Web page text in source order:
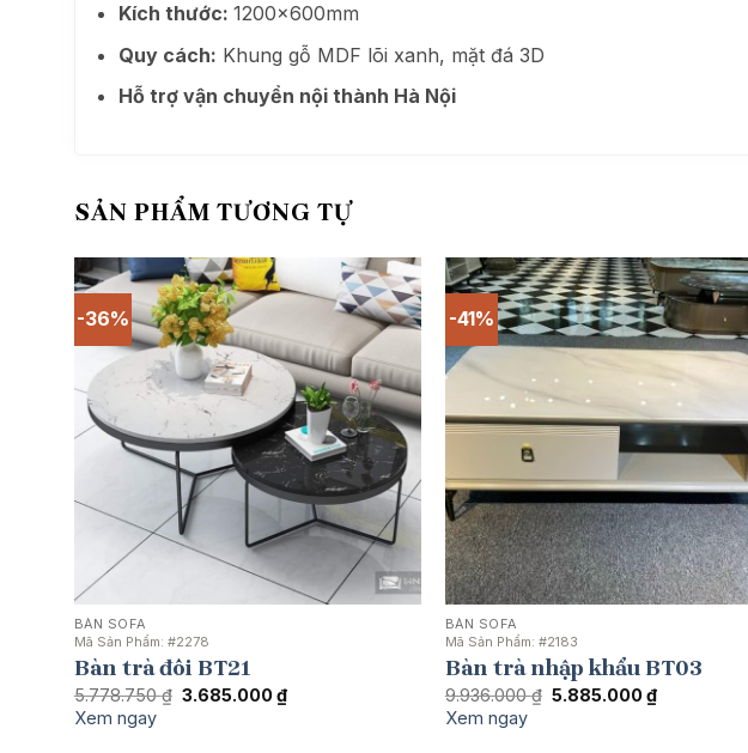
Kích thước: 1200x600mm
Quy cách: Khung gỗ MDF lõi xanh, mặt đá 3D
Hỗ trợ vận chuyển nội thành Hà Nội
SẢN PHẨM TƯƠNG TỰ
-36%
BÀN SOFA
Mã Sản Phẩm: #2278
Bàn trà đôi BT21
5.778.750₫ Giá
3.685.000₫Giá
Xem ngay
-41%
BÀN SOFA
Mã Sản Phẩm: #2183
Bàn trà nhập khẩu BT03
9.936.000₫ Giá
5.885.000₫Giá
Xem ngay